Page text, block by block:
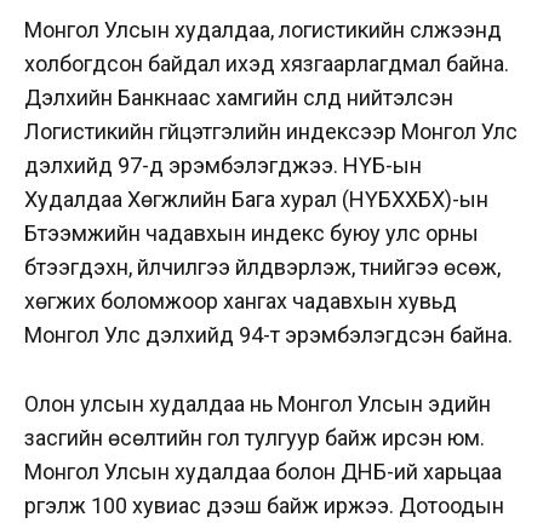
Монгол Улсын худалдаа, логистикийн сүлжээнд
холбогдсон байдал ихэд хязгаарлагдмал байна.
Дэлхийн Банкнаас хамгийн сүүлд нийтэлсэн
Логистикийн гүйцэтгэлийн индексээр Монгол Улс
дэлхийд 97-д эрэмбэлэгджээ. НҮБ-ын
Худалдаа Хөгжлийн Бага хурал (НҮБХХБХ)-ын
Бүтээмжийн чадавхын индекс буюу улс орны
бүтээгдэхүүн, үйлчилгээ үйлдвэрлэж, түүнийгээ өсөж,
хөгжих боломжоор хангах чадавхын хувьд
Монгол Улс дэлхийд 94-т эрэмбэлэгдсэн байна.
Олон улсын худалдаа нь Монгол Улсын эдийн
засгийн өсөлтийн гол тулгуур байж ирсэн юм.
Монгол Улсын худалдаа болон ДНБ-ий харьцаа
үргэлж 100 хувиас дээш байж иржээ. Дотоодын